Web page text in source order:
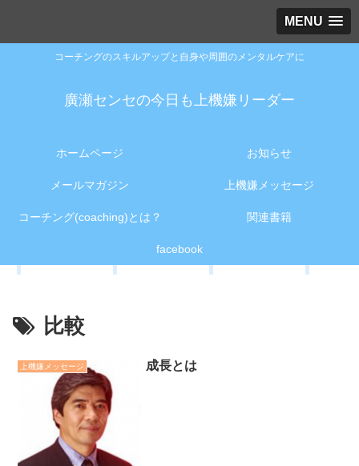
MENU
コーチングのスキルアップと自身や周囲のメンタルケアに
廣瀬センセの今日も上機嫌リーダー
ホームページ お知らせ
メールマガジン 上機嫌メッセージ
コーチング(coaching)とは？ 関連書籍
facebook
比較
上機嫌メッセージ 成長とは